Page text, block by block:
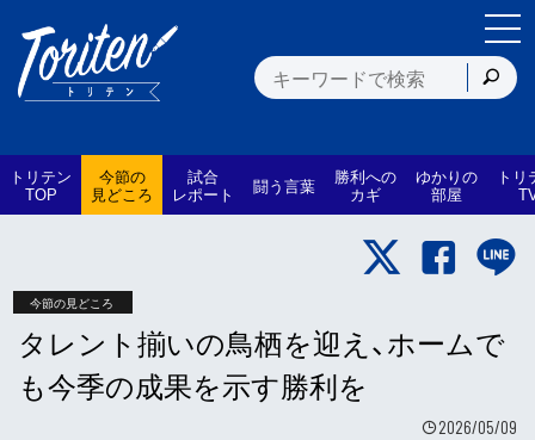
トリテン
TOP
今節の
見どころ
試合
レポート 闘う言葉 勝利への
カギ
ゆかりの
部屋
トリ
今節の見どころ
タレント揃いの鳥栖を迎え、ホームで
も今季の成果を示す勝利を
2026/05/09